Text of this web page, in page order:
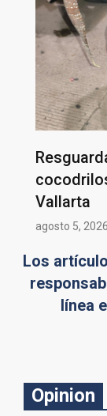
Vallarta
agosto 5, 2026
Los
línea
Opinion